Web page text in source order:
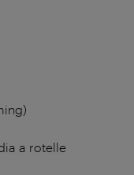
a rotelle